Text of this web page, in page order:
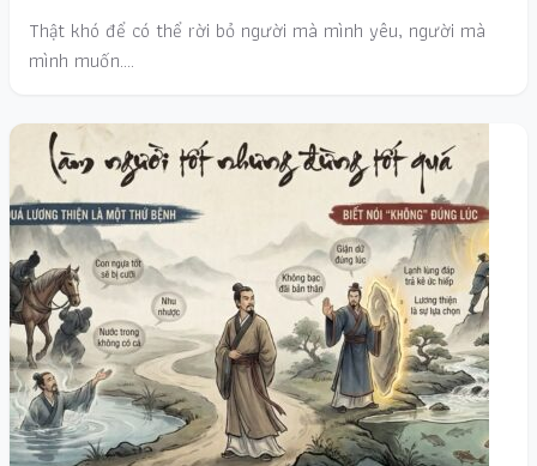
Thật khó để có thể rời bỏ người mà mình yêu, người mà
mình muốn.…